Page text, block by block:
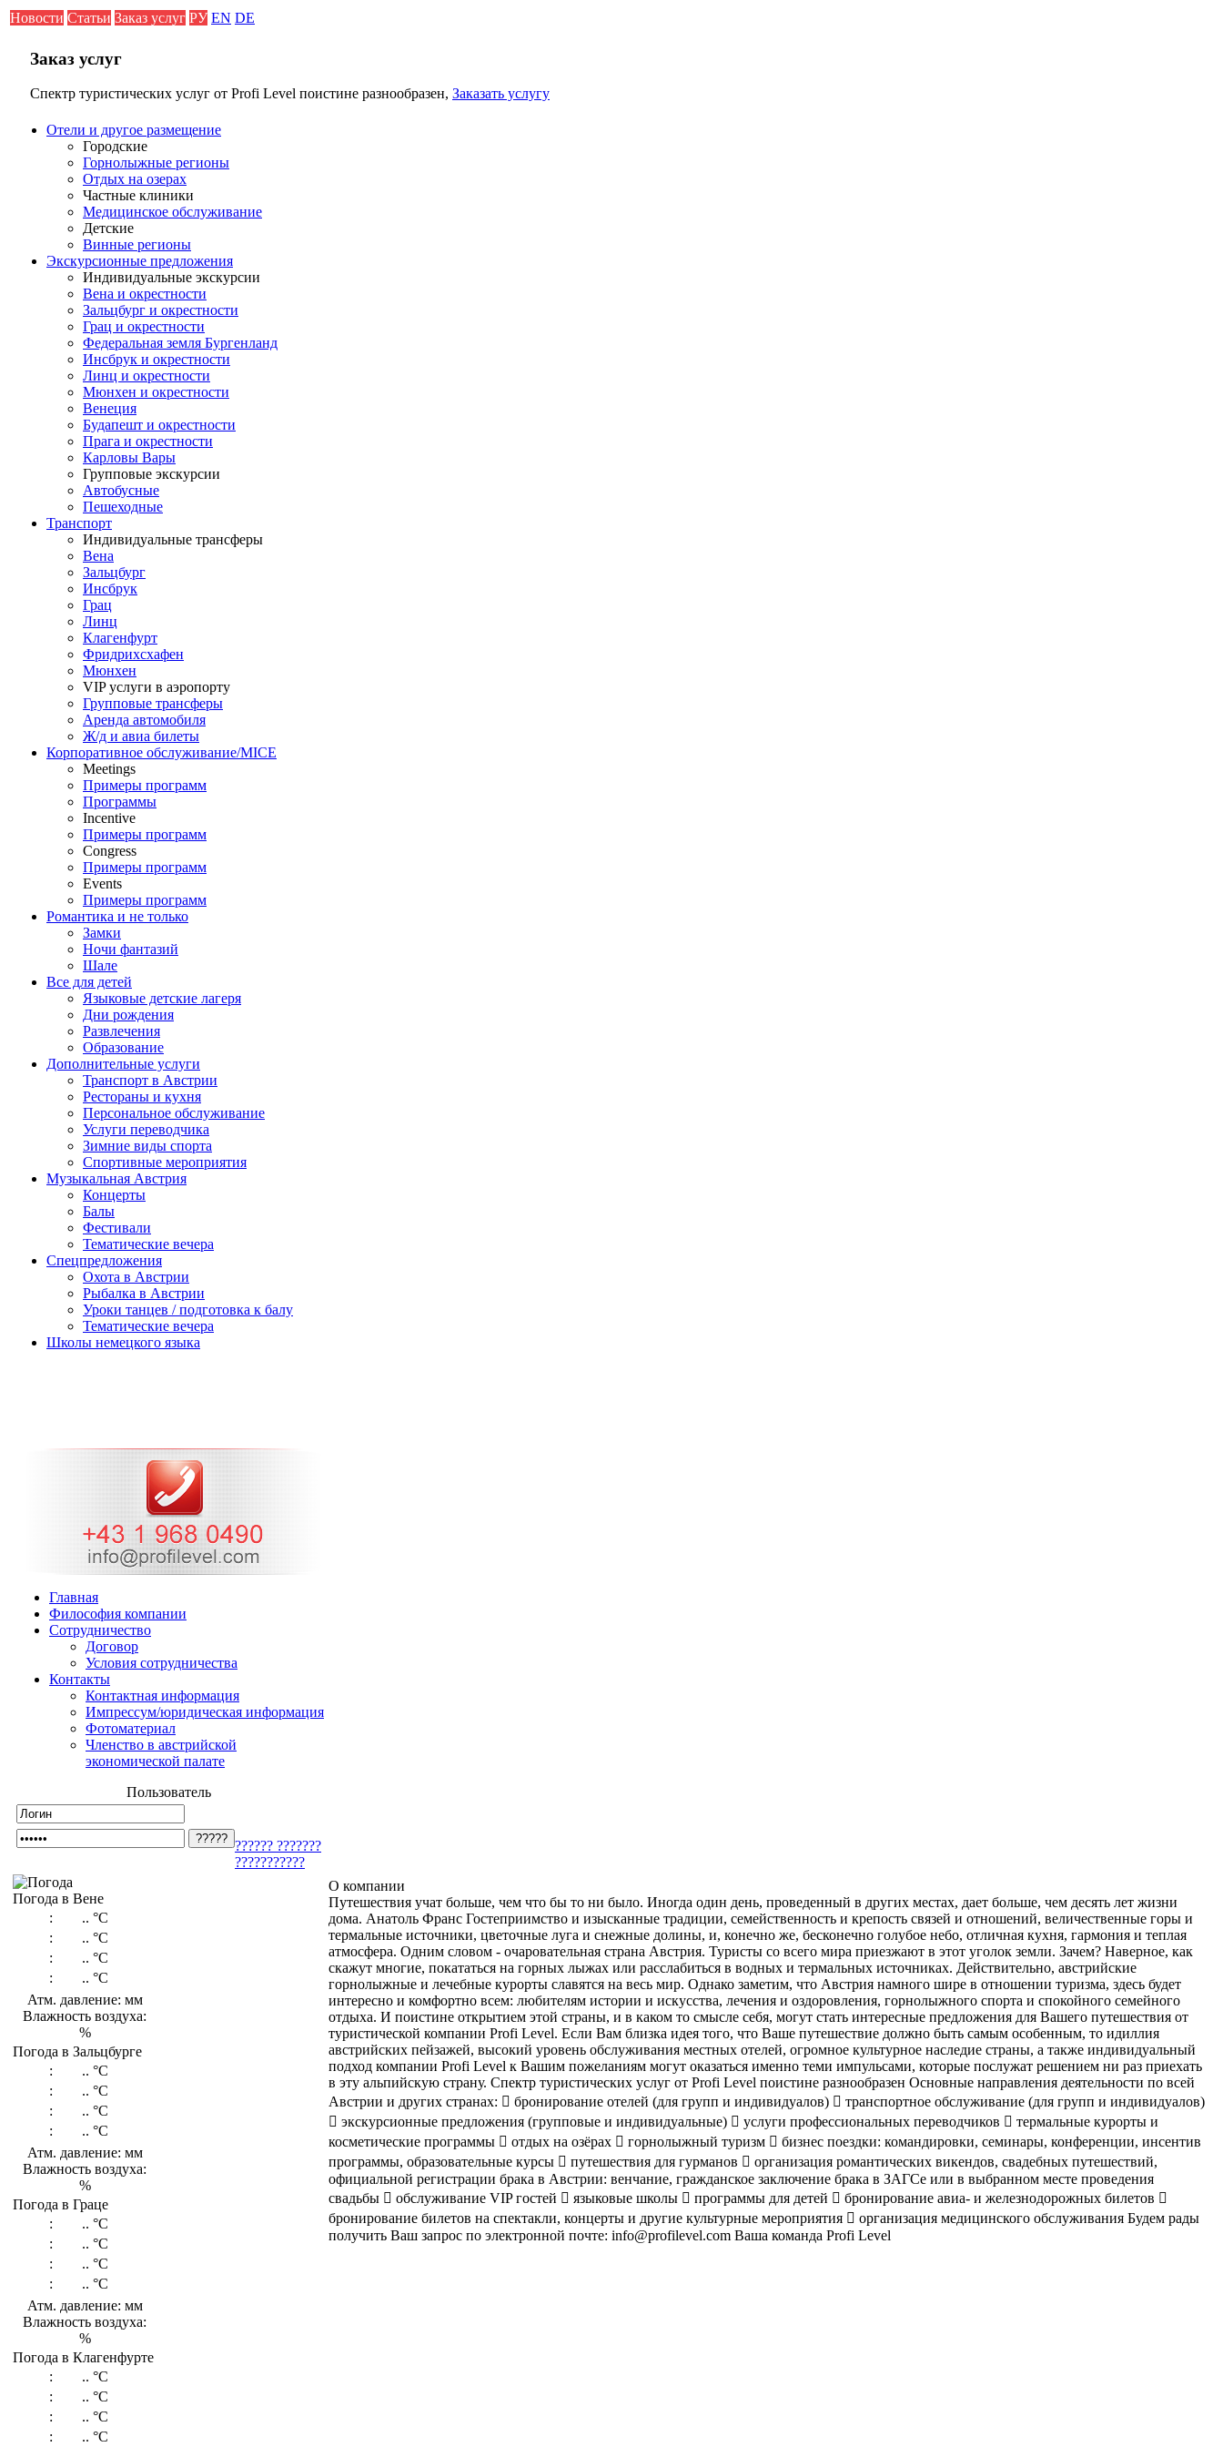
Новости Статьи Заказ услуг РУ EN DE
Заказ услуг
Спектр туристических услуг от Profi Level поистине разнообразен, Заказать услугу
Отели и другое размещение
Городские
Горнолыжные регионы
Отдых на озерах
Частные клиники
Медицинское обслуживание
Детские
Винные регионы
Экскурсионные предложения
Индивидуальные экскурсии
Вена и окрестности
Зальцбург и окрестности
Грац и окрестности
Федеральная земля Бургенланд
Инсбрук и окрестности
Линц и окрестности
Мюнхен и окрестности
Венеция
Будапешт и окрестности
Прага и окрестности
Карловы Вары
Групповые экскурсии
Автобусные
Пешеходные
Транспорт
Индивидуальные трансферы
Вена
Зальцбург
Инсбрук
Грац
Линц
Клагенфурт
Фридрихсхафен
Мюнхен
VIP услуги в аэропорту
Групповые трансферы
Аренда автомобиля
Ж/д и авиа билеты
Корпоративное обслуживание/MICE
Meetings
Примеры программ
Программы
Incentive
Примеры программ
Congress
Примеры программ
Events
Примеры программ
Романтика и не только
Замки
Ночи фантазий
Шале
Все для детей
Языковые детские лагеря
Дни рождения
Развлечения
Образование
Дополнительные услуги
Транспорт в Австрии
Рестораны и кухня
Персональное обслуживание
Услуги переводчика
Зимние виды спорта
Спортивные мероприятия
Музыкальная Австрия
Концерты
Балы
Фестивали
Тематические вечера
Спецпредложения
Охота в Австрии
Рыбалка в Австрии
Уроки танцев / подготовка к балу
Тематические вечера
Школы немецкого языка
Главная
Философия компании
Cотрудничество
Договор
Условия сотрудничества
Контакты
Контактная информация
Импрессум/юридическая информация
Фотоматериал
Членство в австрийской
экономической палате
Пользователь
?????? ???????
???????????
Погода в Вене
:
.. °C
:
.. °C
:
.. °C
:
.. °C
Атм. давление: мм
Влажность воздуха:
%
Погода в Зальцбурге
:
.. °C
:
.. °C
:
.. °C
:
.. °C
Атм. давление: мм
Влажность воздуха:
%
Погода в Граце
:
.. °C
:
.. °C
:
.. °C
:
.. °C
Атм. давление: мм
Влажность воздуха:
%
Погода в Клагенфурте
:
.. °C
:
.. °C
:
.. °C
:
.. °C
О компании
Путешествия учат больше, чем что бы то ни было. Иногда один день, проведенный в других местах, дает больше, чем десять лет жизни
дома. Анатоль Франс Гостеприимство и изысканные традиции, семейственность и крепость связей и отношений, величественные горы и
термальные источники, цветочные луга и снежные долины, и, конечно же, бесконечно голубое небо, отличная кухня, гармония и теплая
атмосфера. Одним словом - очаровательная страна Австрия. Туристы со всего мира приезжают в этот уголок земли. Зачем? Наверное, как
скажут многие, покататься на горных лыжах или расслабиться в водных и термальных источниках. Действительно, австрийские
горнолыжные и лечебные курорты славятся на весь мир. Однако заметим, что Австрия намного шире в отношении туризма, здесь будет
интересно и комфортно всем: любителям истории и искусства, лечения и оздоровления, горнолыжного спорта и спокойного семейного
отдыха. И поистине открытием этой страны, и в каком то смысле себя, могут стать интересные предложения для Вашего путешествия от
туристической компании Profi Level. Если Вам близка идея того, что Вашe путешествие должнo быть самым особенным, то идиллия
австрийских пейзажей, высокий уровень обслуживания местных отелей, огромное культурное наследие страны, а также индивидуальный
подход компании Profi Level к Вашим пожеланиям могут оказаться именно теми импульсами, которые послужат решением ни раз приехать
в эту альпийскую страну. Спектр туристических услуг от Profi Level поистине разнообразен Основные направления деятельности по всей
Австрии и других странах:  бронирование отелей (для групп и индивидуалов)  транспортное обслуживание (для групп и индивидуалов)
 экскурсионные предложения (групповые и индивидуальные)  услуги профессиональных переводчиков  термальные курорты и
косметические программы  отдых на озёрах  горнолыжный туризм  бизнес поездки: командировки, семинары, конференции, инсентив
программы, образовательные курсы  путешествия для гурманов  организация романтических викендов, свадебных путешествий,
официальной регистрации брака в Австрии: венчание, гражданское заключение брака в ЗАГСе или в выбранном месте проведения
свадьбы  обслуживание VIP гостей  языковые школы  программы для детей  бронирование авиа- и железнодорожных билетов 
бронирование билетов на спектакли, концерты и другие культурные мероприятия  организация медицинского обслуживания Будем рады
получить Ваш запрос по электронной почте: info@profilevel.com Ваша команда Profi Level